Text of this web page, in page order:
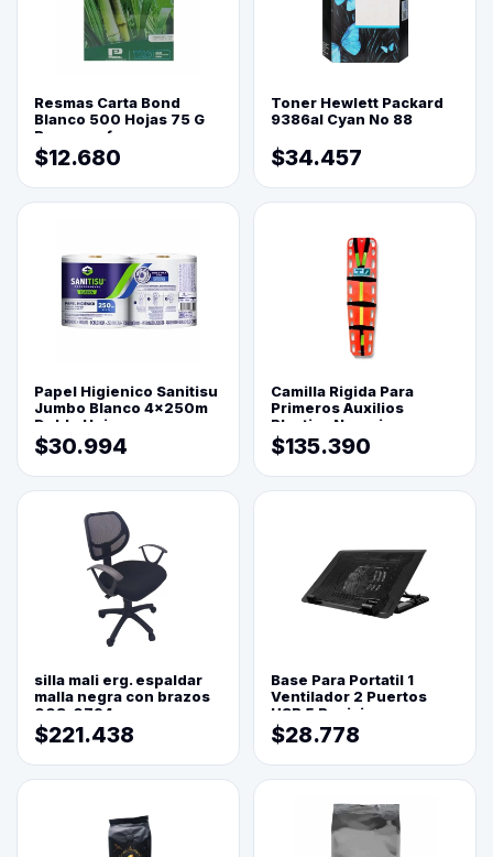
Resmas Carta Bond
Blanco 500 Hojas 75 G
Reprograf.
$12.680
Toner Hewlett Packard
9386al Cyan No 88
$34.457
Papel Higienico Sanitisu
Jumbo Blanco 4x250m
Doble Hoja
$30.994
Camilla Rigida Para
Primeros Auxilios
Plastica Naranja
$135.390
silla mali erg. espaldar
malla negra con brazos
003-0794
$221.438
Base Para Portatil 1
Ventilador 2 Puertos
USB 5 Posiciones
$28.778